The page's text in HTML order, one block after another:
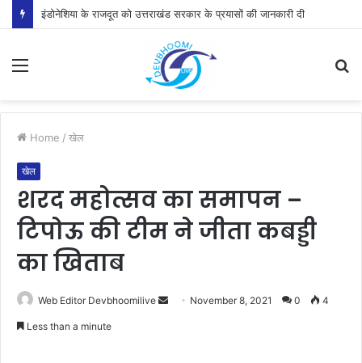
इंडोनेशिया के राजदूत को उत्तराखंड सरकार के प्रयासों की जानकारी दी
Menu
Home / खेल
खेल
शरद महोत्सव का समापन –
टिपोऊ की टीम ने जीता कबड्डी
का खिताब
Web Editor Devbhoomilive
Send November 8, 2021 0 4
Less than a minute